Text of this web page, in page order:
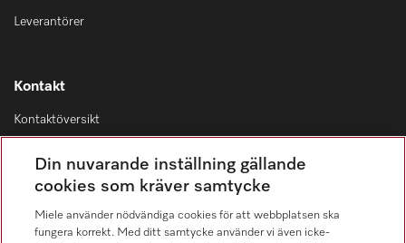
Leverantörer
Kontakt
Kontaktöversikt
08-562 29 800
Din nuvarande inställning gällande
cookies som kräver samtycke
Miele använder nödvändiga cookies för att webbplatsen ska
fungera korrekt. Med ditt samtycke använder vi även icke-